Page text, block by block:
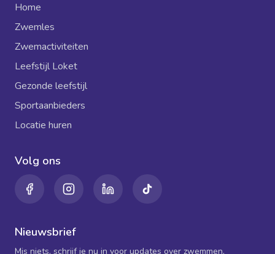
Home
Zwemles
Zwemactiviteiten
Leefstijl Loket
Gezonde leefstijl
Sportaanbieders
Locatie huren
Volg ons
Nieuwsbrief
Mis niets, schrijf je nu in voor updates over zwemmen,